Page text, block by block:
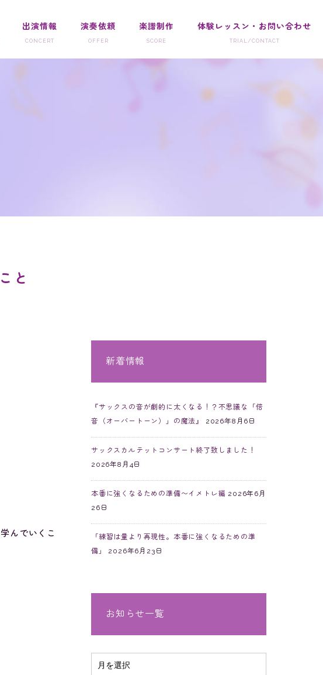
出演情報 演奏依頼 楽譜制作 体験レッスン・お問い合わせ
と
んでいくこ
新着情報
『サックスの音が劇的に太くなる！？不思議な「倍
音（オーバートーン）」の魔法』
2026年8月6日
サックスカルテットコンサート終了致しました！
2026年8月4日
本番に強くなるための準備〜イメトレ編 2026年6月
26日
「練習は量より再現性。本番に強くなるための準
備」
2026年6月23日
お知らせ一覧